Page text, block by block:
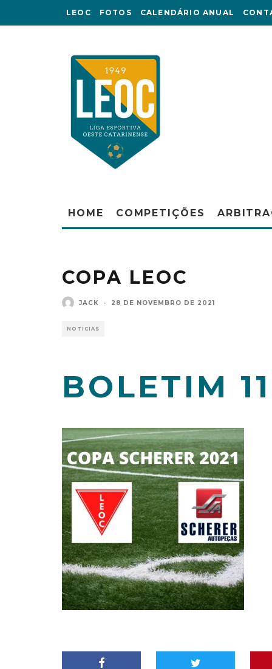
LEOC FOTOS CALENDÁRIO ANUAL
HOME COMPETIÇÕES
COPA LEOC
JACK · 28 DE NOVEMBRO DE 2021
NOTÍCIAS
BOLETIM